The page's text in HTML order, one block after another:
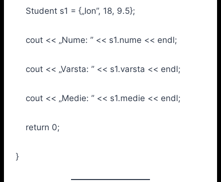
Student s1 = {„Ion”, 18, 9.5};
cout << „Nume: ” << s1.nume << endl;
cout << „Varsta: ” << s1.varsta << endl;
cout << „Medie: ” << s1.medie << endl;
return 0;
}